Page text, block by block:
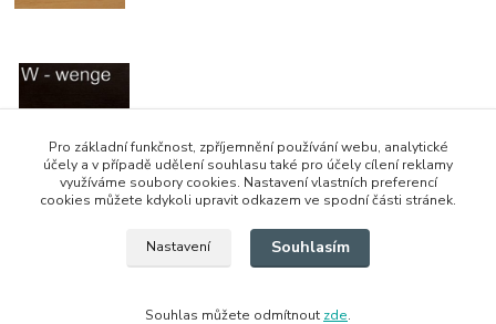
Vzor potahové látky napište do poznámky,vyberte zde
Pro základní funkčnost, zpříjemnění používání webu, analytické
účely a v případě udělení souhlasu také pro účely cílení reklamy
využíváme soubory cookies. Nastavení vlastních preferencí
cookies můžete kdykoli upravit odkazem ve spodní části stránek.
Nastavení Souhlasím
Souhlas můžete odmítnout zde.